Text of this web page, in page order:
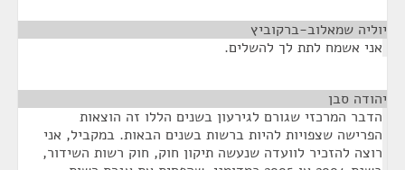
יוליה שמאלוב-ברקוביץ
אני אשמח לתת לך להשלים.
יהודה סבן
הדבר המרכזי שגורם לגירעון בשנים הללו זה הוצאות
הפרישה שצפויות להיות ברשות בשנים הבאות. במקביל, אני
רוצה להזכיר לוועדה שנעשה תיקון חוק, חוק רשות השידור,